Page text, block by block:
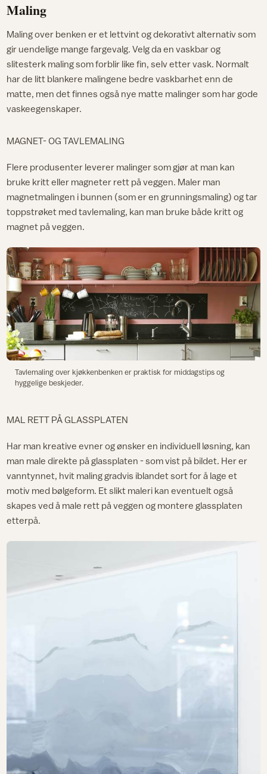
Maling
Maling over benken er et lettvint og dekorativt alternativ som
gir uendelige mange fargevalg. Velg da en vaskbar og
slitesterk maling som forblir like fin, selv etter vask. Normalt
har de litt blankere malingene bedre vaskbarhet enn de
matte, men det finnes også nye matte malinger som har gode
vaskeegenskaper.
MAGNET- OG TAVLEMALING
Flere produsenter leverer malinger som gjør at man kan
bruke kritt eller magneter rett på veggen. Maler man
magnetmalingen i bunnen (som er en grunningsmaling) og tar
toppstrøket med tavlemaling, kan man bruke både kritt og
magnet på veggen.
Tavlemaling over kjøkkenbenken er praktisk for middagstips og
hyggelige beskjeder.
MAL RETT PÅ GLASSPLATEN
Har man kreative evner og ønsker en individuell løsning, kan
man male direkte på glassplaten - som vist på bildet. Her er
vanntynnet, hvit maling gradvis iblandet sort for å lage et
motiv med bølgeform. Et slikt maleri kan eventuelt også
skapes ved å male rett på veggen og montere glassplaten
etterpå.